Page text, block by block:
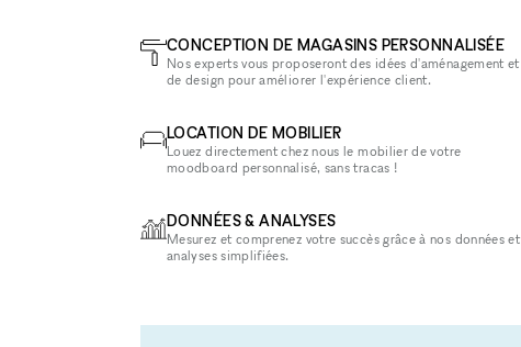
CONCEPTION DE MAGASINS PERSONNALISÉE
Nos experts vous proposeront des idées d'aménagement et
de design pour améliorer l'expérience client.
LOCATION DE MOBILIER
Louez directement chez nous le mobilier de votre
moodboard personnalisé, sans tracas !
DONNÉES & ANALYSES
Mesurez et comprenez votre succès grâce à nos données et
analyses simplifiées.